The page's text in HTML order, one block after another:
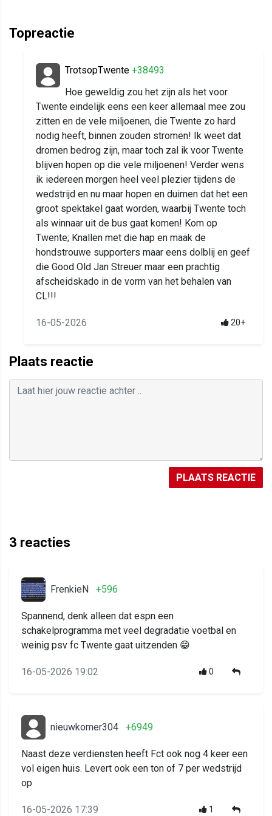
Topreactie
TrotsopTwente +38493
Hoe geweldig zou het zijn als het voor
Twente eindelijk eens een keer allemaal mee zou
zitten en de vele miljoenen, die Twente zo hard
nodig heeft, binnen zouden stromen! Ik weet dat
dromen bedrog zijn, maar toch zal ik voor Twente
blijven hopen op die vele miljoenen! Verder wens
ik iedereen morgen heel veel plezier tijdens de
wedstrijd en nu maar hopen en duimen dat het een
groot spektakel gaat worden, waarbij Twente toch
als winnaar uit de bus gaat komen! Kom op
Twente; Knallen met die hap en maak de
hondstrouwe supporters maar eens dolblij en geef
die Good Old Jan Streuer maar een prachtig
afscheidskado in de vorm van het behalen van
CL!!!
16-05-2026 20+
Plaats reactie
PLAATS REACTIE
3 reacties
FrenkieN +596
Spannend, denk alleen dat espn een
schakelprogramma met veel degradatie voetbal en
weinig psv fc Twente gaat uitzenden 😁
16-05-2026 19:02 0
nieuwkomer304 +6949
Naast deze verdiensten heeft Fct ook nog 4 keer een
vol eigen huis. Levert ook een ton of 7 per wedstrijd
op
16-05-2026 17:39 1